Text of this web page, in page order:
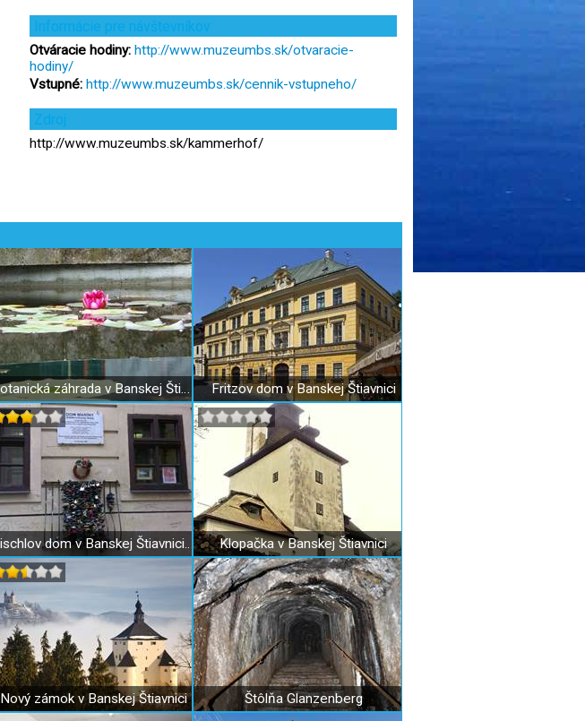
Informácie pre návštevníkov
Otváracie hodiny: http://www.muzeumbs.sk/otvaracie-
hodiny/
Vstupné: http://www.muzeumbs.sk/cennik-vstupneho/
Zdroj
http://www.muzeumbs.sk/kammerhof/
Botanická záhrada v Banskej Štiavnici Fritzov dom v Banskej Štiavnici
Pischlov dom v Banskej Štiavnici – dom Maríny Klopačka v Banskej Štiavnici
Nový zámok v Banskej Štiavnici Štôlňa Glanzenberg